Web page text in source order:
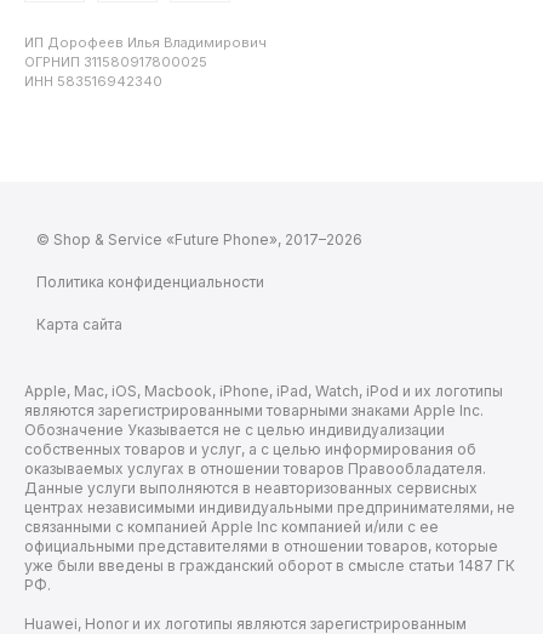
ИП Дорофеев Илья Владимирович
ОГРНИП 311580917800025
ИНН 583516942340
© Shop & Service «Future Phone», 2017–2026
Политика конфиденциальности
Карта сайта
Apple, Mac, iOS, Macbook, iPhone, iPad, Watch, iPod и их логотипы
являются зарегистрированными товарными знаками Apple Inc.
Обозначение Указывается не с целью индивидуализации
собственных товаров и услуг, а с целью информирования об
оказываемых услугах в отношении товаров Правообладателя.
Данные услуги выполняются в неавторизованных сервисных
центрах независимыми индивидуальными предпринимателями, не
связанными с компанией Apple Inc компанией и/или с ее
официальными представителями в отношении товаров, которые
уже были введены в гражданский оборот в смысле статьи 1487 ГК
РФ.
Huawei, Honor и их логотипы являются зарегистрированным